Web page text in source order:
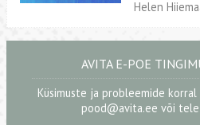
Helen
AVITA E-POE
Küsimuste ja probleemide
pood@avita.ee või